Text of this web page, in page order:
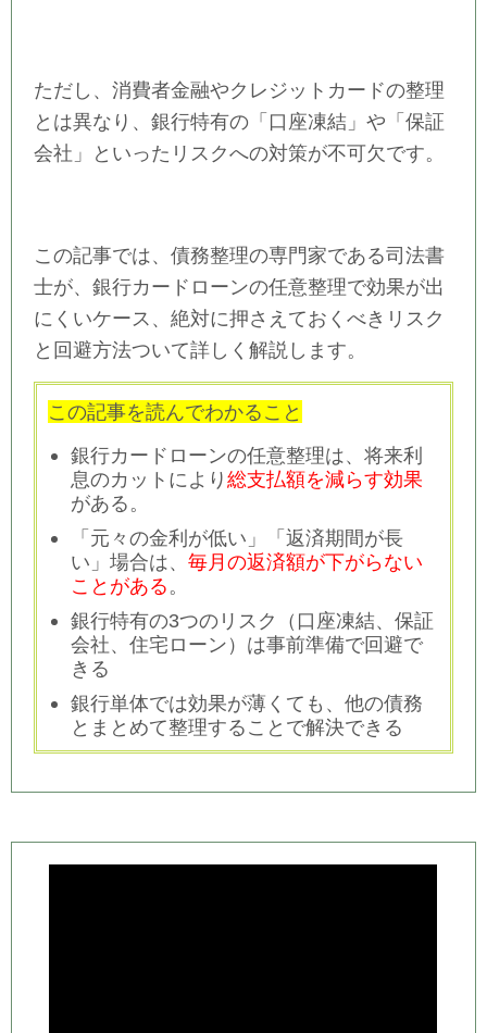
ただし、消費者金融やクレジットカードの整理
とは異なり、銀行特有の「口座凍結」や「保証
会社」といったリスクへの対策が不可欠です。
この記事では、債務整理の専門家である司法書
士が、銀行カードローンの任意整理で効果が出
にくいケース、絶対に押さえておくべきリスク
と回避方法ついて詳しく解説します。
この記事を読んでわかること
銀行カードローンの任意整理は、将来利
息のカットにより総支払額を減らす効果
がある。
「元々の金利が低い」「返済期間が長
い」場合は、 毎月の返済額が下がらない
ことがある。
銀行特有の3つのリスク（口座凍結、保証
会社、住宅ローン）は事前準備で回避で
きる
銀行単体では効果が薄くても、他の債務
とまとめて整理することで解決できる